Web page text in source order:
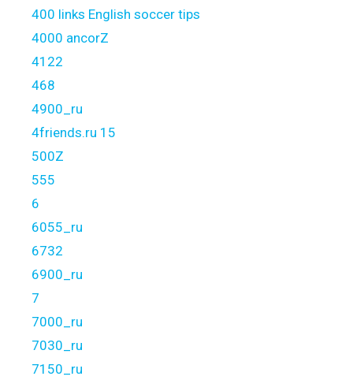
400 links English soccer tips
4000 ancorZ
4122
468
4900_ru
4friends.ru 15
500Z
555
6
6055_ru
6732
6900_ru
7
7000_ru
7030_ru
7150_ru